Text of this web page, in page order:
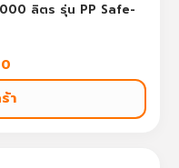
ลิตร รุ่น PP Safe-
า